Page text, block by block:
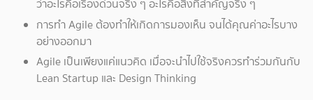
ว่าอะไรคือเรื่องด่วนจริง ๆ อะไรคือสิ่งที่สำคัญจริง ๆ
การทำ Agile ต้องทำให้เกิดการมองเห็น จนได้คุณค่าอะไรบาง
อย่างออกมา
Agile เป็นเพียงแค่แนวคิด เมื่อจะนำไปใช้จริงควรทำร่วมกันกับ
Lean Startup และ Design Thinking